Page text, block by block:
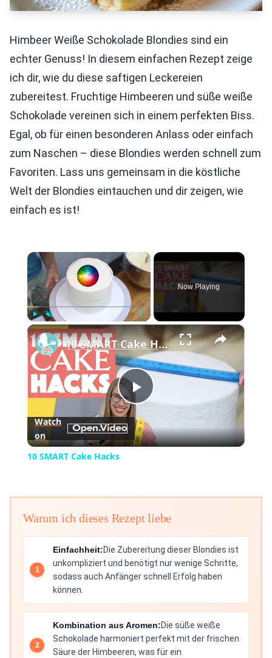
Himbeer Weiße Schokolade Blondies sind ein
echter Genuss! In diesem einfachen Rezept zeige
ich dir, wie du diese saftigen Leckereien
zubereitest. Fruchtige Himbeeren und süße weiße
Schokolade vereinen sich in einem perfekten Biss.
Egal, ob für einen besonderen Anlass oder einfach
zum Naschen – diese Blondies werden schnell zum
Favoriten. Lass uns gemeinsam in die köstliche
Welt der Blondies eintauchen und dir zeigen, wie
einfach es ist!
×
Play Unmute
Now Playing
×
Play
Video
10 SMART Cake Hacks
Watch
on
10 SMART Cake Hacks
Warum ich dieses Rezept liebe
Einfachheit:Die Zubereitung dieser Blondies ist
unkompliziert und benötigt nur wenige Schritte,
sodass auch Anfänger schnell Erfolg haben
können.
Kombination aus Aromen:Die süße weiße
Schokolade harmoniert perfekt mit der frischen
Säure der Himbeeren, was für ein